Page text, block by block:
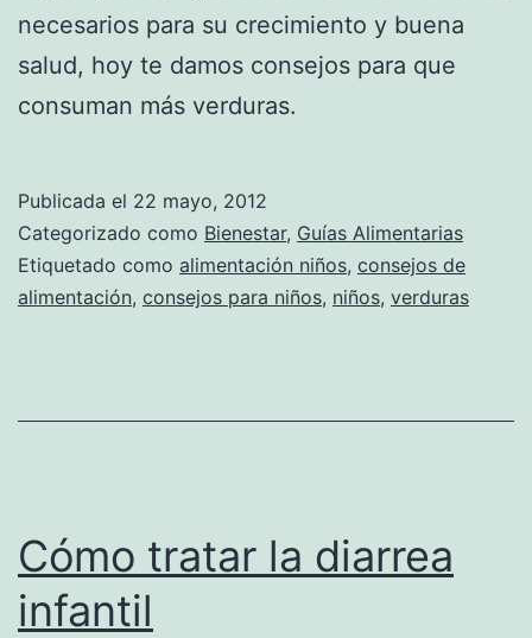
necesarios para su crecimiento y buena
salud, hoy te damos consejos para que
consuman más verduras.
Publicada el 22 mayo, 2012
Categorizado como Bienestar, Guías Alimentarias
Etiquetado como alimentación niños, consejos de
alimentación, consejos para niños, niños, verduras
Cómo tratar la diarrea
infantil